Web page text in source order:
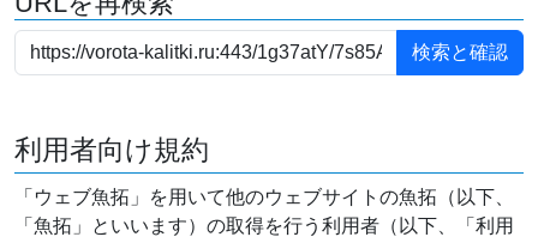
利用者向け規約
「ウェブ魚拓」を用いて他のウェブサイトの魚拓（以下、
「魚拓」といいます）の取得を行う利用者（以下、「利用